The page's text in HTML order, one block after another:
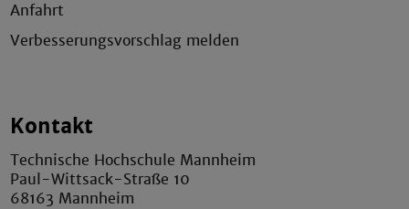
Anfahrt
Verbesserungsvorschlag melden
Kontakt
Technische Hochschule Mannheim
Paul-Wittsack-Straße 10
68163 Mannheim